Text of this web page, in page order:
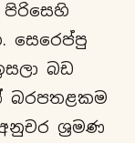
සෙරෙප්පු
බඩ
බරපතළකම
ශ්‍රමණ